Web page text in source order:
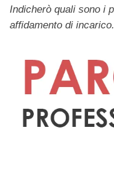
Indicherò quali sono i
affidamento di incarico.